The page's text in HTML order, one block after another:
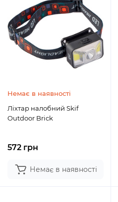
Немає в наявності
Ліхтар налобний Skif
Outdoor Brick
572 грн
Немає в наявності